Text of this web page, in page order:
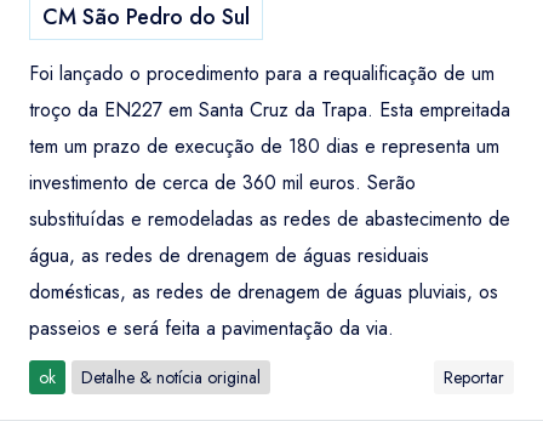
CM São Pedro do Sul
Foi lançado o procedimento para a requalificação de um
troço da EN227 em Santa Cruz da Trapa. Esta empreitada
tem um prazo de execução de 180 dias e representa um
investimento de cerca de 360 mil euros. Serão
substituídas e remodeladas as redes de abastecimento de
água, as redes de drenagem de águas residuais
domésticas, as redes de drenagem de águas pluviais, os
passeios e será feita a pavimentação da via.
ok Detalhe & notícia original Reportar